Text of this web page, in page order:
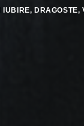
IUBIRE, DRAGOSTE,